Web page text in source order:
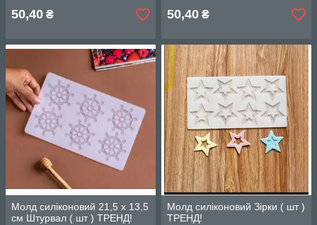
50,40 ₴ 50,40 ₴
Молд силіконовий 21,5 х 13,5
см Штурвал ( шт ) ТРЕНД!
Молд силіконовий Зірки ( шт )
ТРЕНД!